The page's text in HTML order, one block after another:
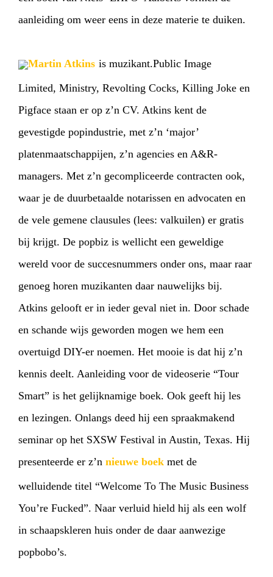
aanleiding om weer eens in deze materie te duiken.
Martin Atkins is muzikant.Public Image
Limited, Ministry, Revolting Cocks, Killing Joke en
Pigface staan er op z’n CV. Atkins kent de
gevestigde popindustrie, met z’n ‘major’
platenmaatschappijen, z’n agencies en A&R-
managers. Met z’n gecompliceerde contracten ook,
waar je de duurbetaalde notarissen en advocaten en
de vele gemene clausules (lees: valkuilen) er gratis
bij krijgt. De popbiz is wellicht een geweldige
wereld voor de succesnummers onder ons, maar raar
genoeg horen muzikanten daar nauwelijks bij.
Atkins gelooft er in ieder geval niet in. Door schade
en schande wijs geworden mogen we hem een
overtuigd DIY-er noemen. Het mooie is dat hij z’n
kennis deelt. Aanleiding voor de videoserie “Tour
Smart” is het gelijknamige boek. Ook geeft hij les
en lezingen. Onlangs deed hij een spraakmakend
seminar op het SXSW Festival in Austin, Texas. Hij
presenteerde er z’n nieuwe boek met de
welluidende titel “Welcome To The Music Business
You’re Fucked”. Naar verluid hield hij als een wolf
in schaapskleren huis onder de daar aanwezige
popbobo’s.